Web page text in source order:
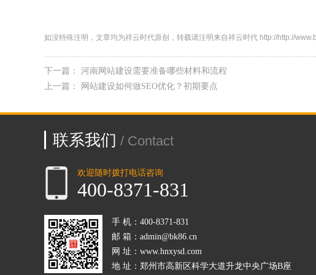
如没特殊注明，文章均为祥云时代原创，转载请注明来自祥云时代 http://http://
下一篇： 河南网站建设需要准备哪些材料和流程
上一篇： 网站建设如何做SEO优化？初期要点
联系我们 / Contact
欢迎随时拨打电话咨询
400-8371-831
手 机：400-8371-831
邮 箱：admin@bk86.cn
网 址：www.hnxysd.com
地 址：郑州市高新区科学大道升龙中央广场B座